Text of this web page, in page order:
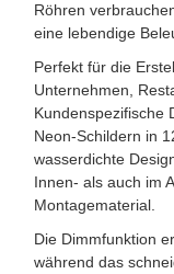
Röhren
eine lebendige
Perfekt für die
Unternehmen,
Kundenspezifische
Neon-Schildern in
wasserdichte
Innen- als auch im
Montagematerial.
Die Dimmfunktion
während das